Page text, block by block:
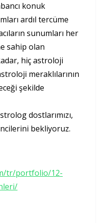
konuk
ardıl tercüme
sunumları her
sahip olan
hiç astroloji
meraklılarının
şekilde
dostlarımızı,
bekliyoruz.
tr/portfolio/12-